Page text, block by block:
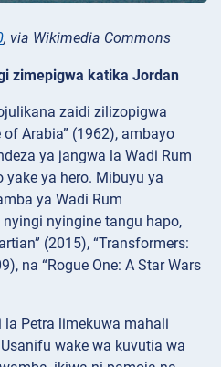
, via Wikimedia Commons
zimepigwa katika Jordan
zaidi zilizopigwa
Arabia” (1962), ambayo
ya jangwa la Wadi Rum
ya hero. Mibuyu ya
ya Wadi Rum
nyingine tangu hapo,
(2015), “Transformers:
na “Rogue One: A Star Wars
Petra limekuwa mahali
wake wa kuvutia wa